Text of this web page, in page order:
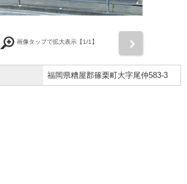
画像タップで拡大表示【1/1】
福岡県糟屋郡篠栗町大字尾仲583-3